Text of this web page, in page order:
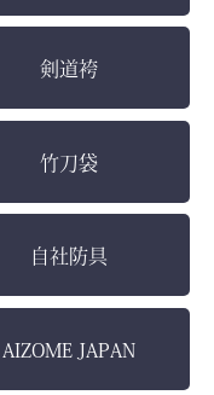
剣道袴
竹刀袋
自社防具
AIZOME JAPAN